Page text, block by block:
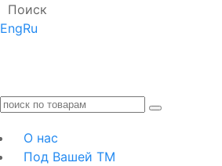
Поиск
EngRu
О нас
Под Вашей ТМ